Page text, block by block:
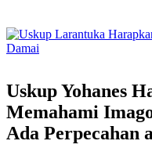
Uskup Yohanes
Memahami
Ada Perpecahan